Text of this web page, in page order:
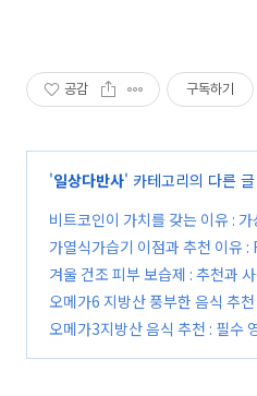
공감 구독하기
'일상다반사' 카테고리의 다른 글
비트코인이 가치를 갖는 이유 :
및 가치 (0)
가열식가습기 이점과 추천 이유 :
기
(0)
겨울 건조 피부 보습제 : 추천과
오메가6 지방산 풍부한 음식 추
(0)
오메가3지방산 음식 추천 : 필수